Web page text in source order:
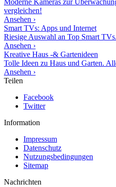
Moderne Kameras zur
vergleichen!
Ansehen ›
Smart TVs: Apps und Internet
Riesige Auswahl an Top Smart
Ansehen ›
Kreative Haus -& Gartenideen
Tolle Ideen zu Haus und Garten.
Ansehen ›
Teilen
Facebook
Twitter
Information
Impressum
Datenschutz
Nutzungsbedingungen
Sitemap
Nachrichten